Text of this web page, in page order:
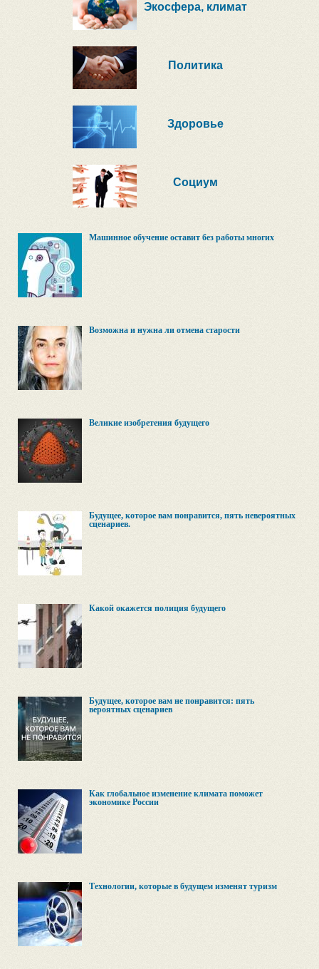
Экосфера, климат
Политика
Здоровье
Социум
Машинное обучение оставит без работы многих
Возможна и нужна ли отмена старости
Великие изобретения будущего
Будущее, которое вам понравится, пять невероятных
сценариев.
Какой окажется полиция будущего
Будущее, которое вам не понравится: пять
вероятных сценариев
Как глобальное изменение климата поможет
экономике России
Технологии, которые в будущем изменят туризм